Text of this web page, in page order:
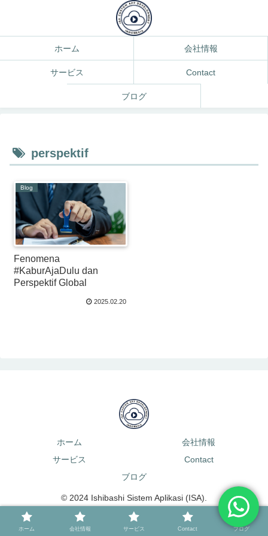
ホーム 会社情報
サービス Contact
ブログ
perspektif
Blog
Fenomena
#KaburAjaDulu dan
Perspektif Global
2025.02.20
ホーム
会社情報
サービス
Contact
ブログ
© 2024 Ishibashi Sistem Aplikasi (ISA).
ホーム 会社情報 サービス Contact ブログ